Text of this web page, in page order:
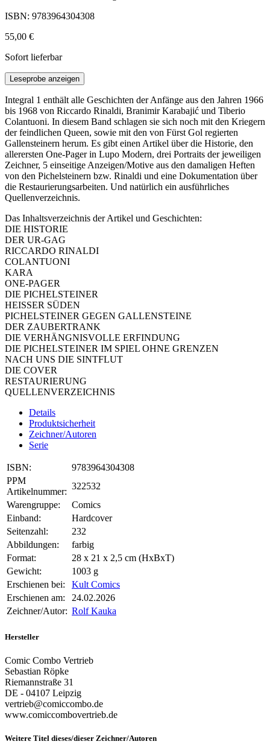
ISBN: 9783964304308
55,00 €
Sofort lieferbar
Leseprobe anzeigen
Integral 1 enthält alle Geschichten der Anfänge aus den Jahren 1966
bis 1968 von Riccardo Rinaldi, Branimir Karabajić und Tiberio
Colantuoni. In diesem Band schlagen sie sich noch mit den Kriegern
der feindlichen Queen, sowie mit den von Fürst Gol regierten
Gallensteinern herum. Es gibt einen Artikel über die Historie, den
allerersten One-Pager in Lupo Modern, drei Portraits der jeweiligen
Zeichner, 5 einseitige Anzeigen/Motive aus den damaligen Heften
von den Pichelsteinern bzw. Rinaldi und eine Dokumentation über
die Restaurierungsarbeiten. Und natürlich ein ausführliches
Quellenverzeichnis.
Das Inhaltsverzeichnis der Artikel und Geschichten:
DIE HISTORIE
DER UR-GAG
RICCARDO RINALDI
COLANTUONI
KARA
ONE-PAGER
DIE PICHELSTEINER
HEISSER SÜDEN
PICHELSTEINER GEGEN GALLENSTEINE
DER ZAUBERTRANK
DIE VERHÄNGNISVOLLE ERFINDUNG
DIE PICHELSTEINER IM SPIEL OHNE GRENZEN
NACH UNS DIE SINTFLUT
DIE COVER
RESTAURIERUNG
QUELLENVERZEICHNIS
Details
Produktsicherheit
Zeichner/Autoren
Serie
ISBN:
9783964304308
PPM
Artikelnummer:
322532
Warengruppe:
Comics
Einband:
Hardcover
Seitenzahl:
232
Abbildungen:
farbig
Format:
28 x 21 x 2,5 cm (HxBxT)
Gewicht:
1003 g
Erschienen bei:
Kult Comics
Erschienen am:
24.02.2026
Zeichner/Autor: Rolf Kauka
Hersteller
Comic Combo Vertrieb
Sebastian Röpke
Riemannstraße 31
DE - 04107 Leipzig
vertrieb@comiccombo.de
www.comiccombovertrieb.de
Weitere Titel dieses/dieser Zeichner/Autoren